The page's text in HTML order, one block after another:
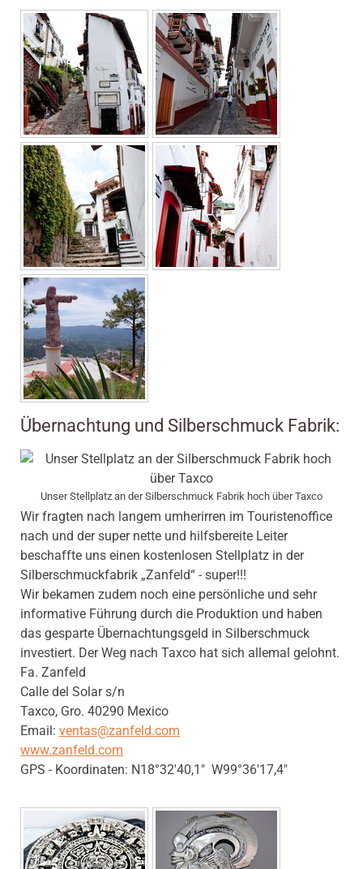
Übernachtung und Silberschmuck Fabrik:
Unser Stellplatz an der Silberschmuck Fabrik hoch über Taxco
Wir fragten nach langem umherirren im Touristenoffice
nach und der super nette und hilfsbereite Leiter
beschaffte uns einen kostenlosen Stellplatz in der
Silberschmuckfabrik „Zanfeld“ - super!!!
Wir bekamen zudem noch eine persönliche und sehr
informative Führung durch die Produktion und haben
das gesparte Übernachtungsgeld in Silberschmuck
investiert. Der Weg nach Taxco hat sich allemal gelohnt.
Fa. Zanfeld
Calle del Solar s/n
Taxco, Gro. 40290 Mexico
Email: ventas@zanfeld.com
www.zanfeld.com
GPS - Koordinaten: N18°32'40,1" W99°36'17,4"